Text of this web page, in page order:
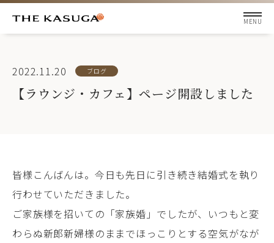
2022.11.20 ブログ
【ラウンジ・カフェ】ページ開設しました
皆様こんばんは。今日も先日に引き続き結婚式を執り
行わせていただきました。
ご家族様を招いての「家族婚」でしたが、いつもと変
わらぬ新郎新婦様のままでほっこりとする空気がなが